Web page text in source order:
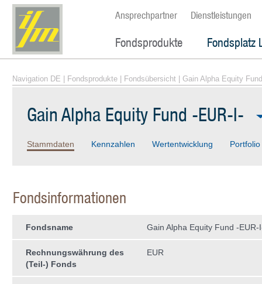
Ansprechpartner Dienstleistungen
Fondsprodukte Fondsplatz
Navigation DE Fondsprodukte Fondsübersicht | Gain Alpha Equity
Gain Alpha Equity Fund -EUR-I-
Stammdaten Kennzahlen Wertentwicklung Portfolio
Fondsinformationen
Fondsname Gain Alpha Equity Fund -EUR-
Rechnungswährung des
(Teil-) Fonds
EUR